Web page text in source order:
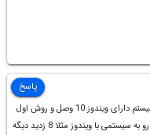
نکته: هارد تون رو به یک سیستم دارای ویندوز 10 وصل و روش اول
را انجام بدید. بعد اگر هارد رو به سیستمی با ویندوز مثلا 8 زدید دیگه
پاسخ